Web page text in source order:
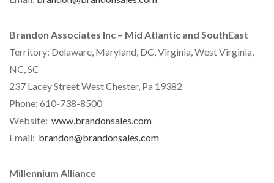
Brandon Associates Inc – Mid Atlantic and SouthEast
Territory: Delaware, Maryland, DC, Virginia, West Virginia,
NC, SC
237 Lacey Street West Chester, Pa 19382
Phone: 610-738-8500
Website: www.brandonsales.com
Email: brandon@brandonsales.com
Millennium Alliance